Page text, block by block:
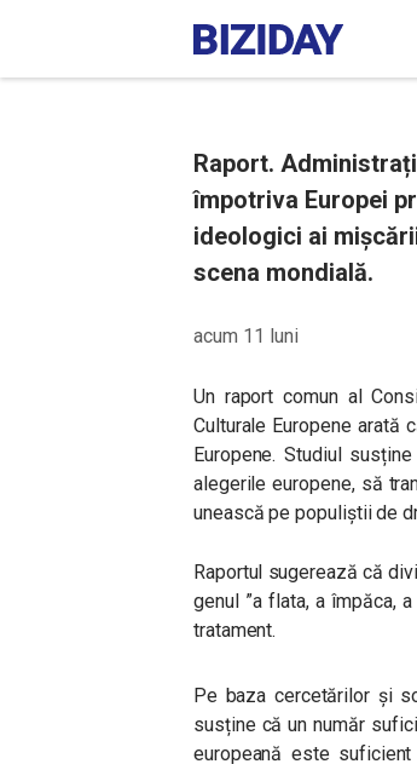
Raport.
împotriva Europei
ideologici ai
scena mondială.
acum 11 luni
Un raport comun al
Culturale Europene arată
Europene. Studiul
alegerile europene, să
unească pe populiștii de
Raportul sugerează că
genul ”a flata, a împăca,
tratament.
Pe baza cercetărilor și
susține că un număr
europeană este